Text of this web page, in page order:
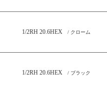
1/2RH 20.6HEX / クローム
1/2RH 20.6HEX / ブラック